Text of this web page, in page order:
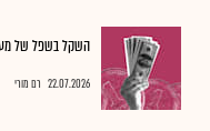
השקל בשפל של
22.07.2026 רם מורי